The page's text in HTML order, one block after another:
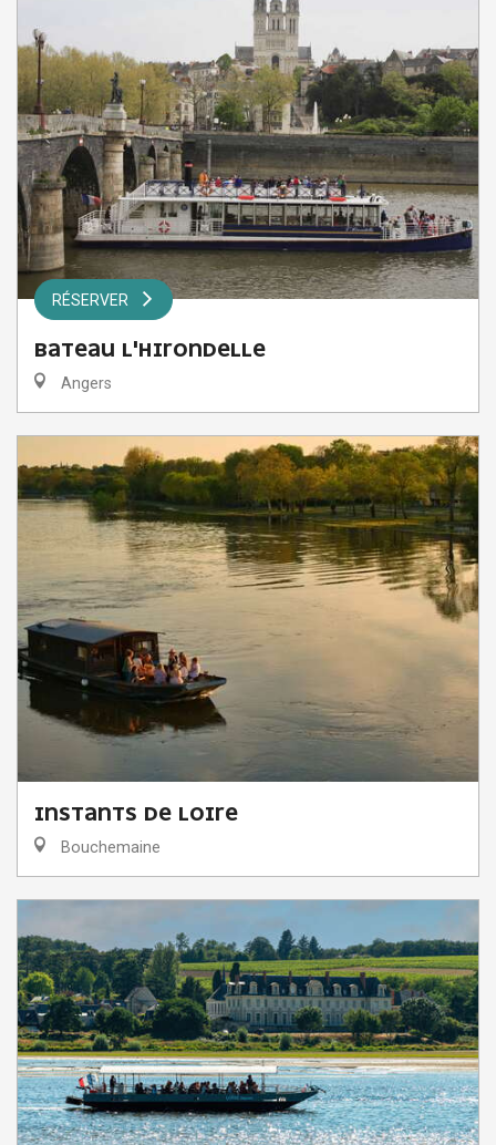
RÉSERVER
BATEAU L'HIRONDELLE
Angers
INSTANTS DE LOIRE
Bouchemaine